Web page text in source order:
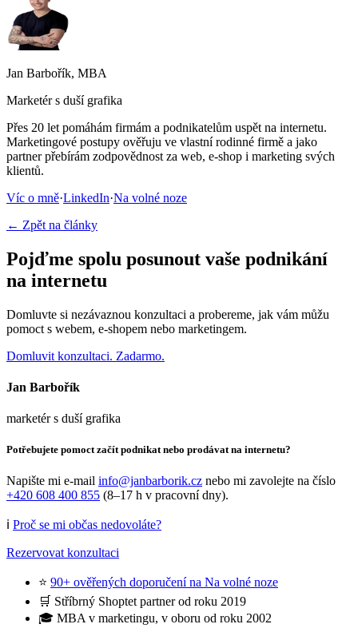
Jan Barbořík, MBA
Marketér s duší grafika
Přes 20 let pomáhám firmám a podnikatelům uspět na internetu.
Marketingové postupy ověřuju ve vlastní rodinné firmě a jako
partner přebírám zodpovědnost za web, e-shop i marketing svých
klientů.
Víc o mně·LinkedIn·Na volné noze
← Zpět na články
Pojďme spolu posunout vaše podnikání
na internetu
Domluvte si nezávaznou konzultaci a probereme, jak vám můžu
pomoct s webem, e-shopem nebo marketingem.
Domluvit konzultaci. Zadarmo.
Jan Barbořík
marketér s duší grafika
Potřebujete pomoct začít podnikat nebo prodávat na internetu?
Napište mi e-mail info@janbarborik.cz nebo mi zavolejte na číslo
+420 608 400 855 (8–17 h v pracovní dny).
ℹ️ Proč se mi občas nedovoláte?
Rezervovat konzultaci
⭐ 90+ ověřených doporučení na Na volné noze
🛒 Stříbrný Shoptet partner od roku 2019
🎓 MBA v marketingu, v oboru od roku 2002